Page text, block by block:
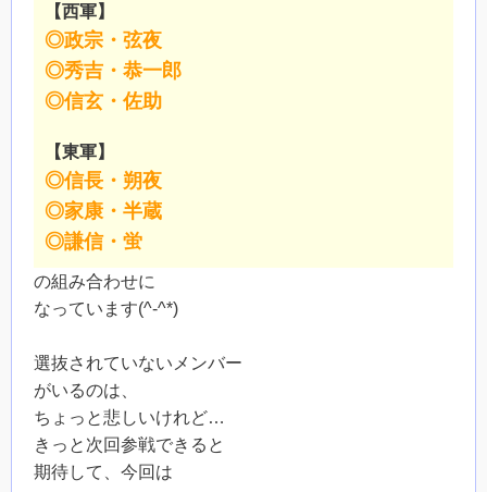
【西軍】
◎政宗・弦夜
◎秀吉・恭一郎
◎信玄・佐助
【東軍】
◎信長・朔夜
◎家康・半蔵
◎謙信・蛍
の組み合わせに
なっています(^-^*)
選抜されていないメンバー
がいるのは、
ちょっと悲しいけれど…
きっと次回参戦できると
期待して、今回は